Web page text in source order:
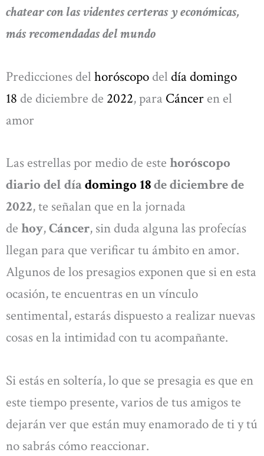
chatear con las videntes certeras y económicas,
más recomendadas del mundo
Predicciones del horóscopo del día domingo
18 de diciembre de 2022, para Cáncer en el
amor
Las estrellas por medio de este horóscopo
diario del díadomingo 18de diciembre de
2022, te señalan que en la jornada
de hoy,Cáncer, sin duda alguna las profecías
llegan para que verificar tu ámbito en amor.
Algunos de los presagios exponen que si en esta
ocasión, te encuentras en un vínculo
sentimental, estarás dispuesto a realizar nuevas
cosas en la intimidad con tu acompañante.
Si estás en soltería, lo que se presagia es que en
este tiempo presente, varios de tus amigos te
dejarán ver que están muy enamorado de ti y tú
no sabrás cómo reaccionar.